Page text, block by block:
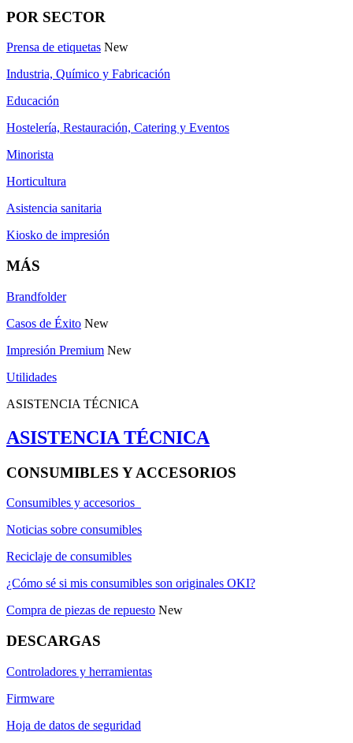
POR SECTOR
Prensa de etiquetas New
Industria, Químico y Fabricación
Educación
Hostelería, Restauración, Catering y Eventos
Minorista
Horticultura
Asistencia sanitaria
Kiosko de impresión
MÁS
Brandfolder
Casos de Éxito New
Impresión Premium New
Utilidades
ASISTENCIA TÉCNICA
ASISTENCIA TÉCNICA
CONSUMIBLES Y ACCESORIOS
Consumibles y accesorios
Noticias sobre consumibles
Reciclaje de consumibles
¿Cómo sé si mis consumibles son originales OKI?
Compra de piezas de repuesto New
DESCARGAS
Controladores y herramientas
Firmware
Hoja de datos de seguridad